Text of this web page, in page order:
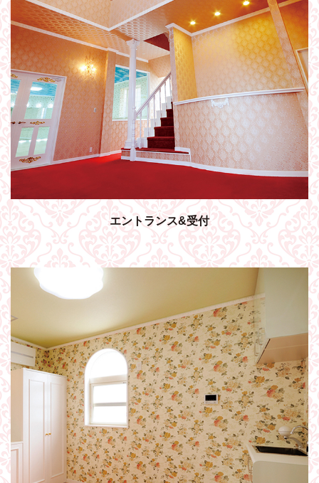
エントランス&受付